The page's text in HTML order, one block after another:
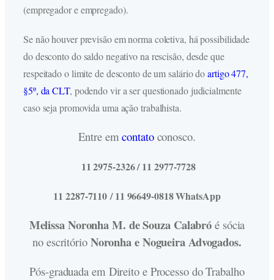
(empregador e empregado).
Se não houver previsão em norma coletiva, há possibilidade
do desconto do saldo negativo na rescisão, desde que
respeitado o limite de desconto de um salário doartigo 477,
§5º, da CLT, podendo vir a ser questionado judicialmente
caso seja promovida uma ação trabalhista.
Entre emcontatoconosco.
11 2975-2326 / 11 2977-7728
11 2287-7110 / 11 96649-0818 WhatsApp
Melissa Noronha M. de Souza Calabró é sócia
no escritório Noronha e Nogueira Advogados.
Pós-graduada em Direito e Processo do Trabalho